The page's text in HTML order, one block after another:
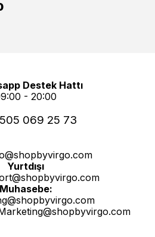
Destek Hattı
- 20:00
069 25 73
Yurtdışı
Muhasebe: